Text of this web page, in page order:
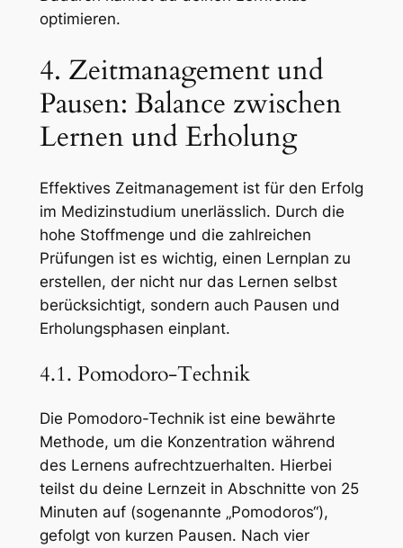
optimieren.
4. Zeitmanagement und
Pausen: Balance zwischen
Lernen und Erholung
Effektives Zeitmanagement ist für den Erfolg
im Medizinstudium unerlässlich. Durch die
hohe Stoffmenge und die zahlreichen
Prüfungen ist es wichtig, einen Lernplan zu
erstellen, der nicht nur das Lernen selbst
berücksichtigt, sondern auch Pausen und
Erholungsphasen einplant.
4.1. Pomodoro-Technik
Die Pomodoro-Technik ist eine bewährte
Methode, um die Konzentration während
des Lernens aufrechtzuerhalten. Hierbei
teilst du deine Lernzeit in Abschnitte von 25
Minuten auf (sogenannte „Pomodoros“),
gefolgt von kurzen Pausen. Nach vier